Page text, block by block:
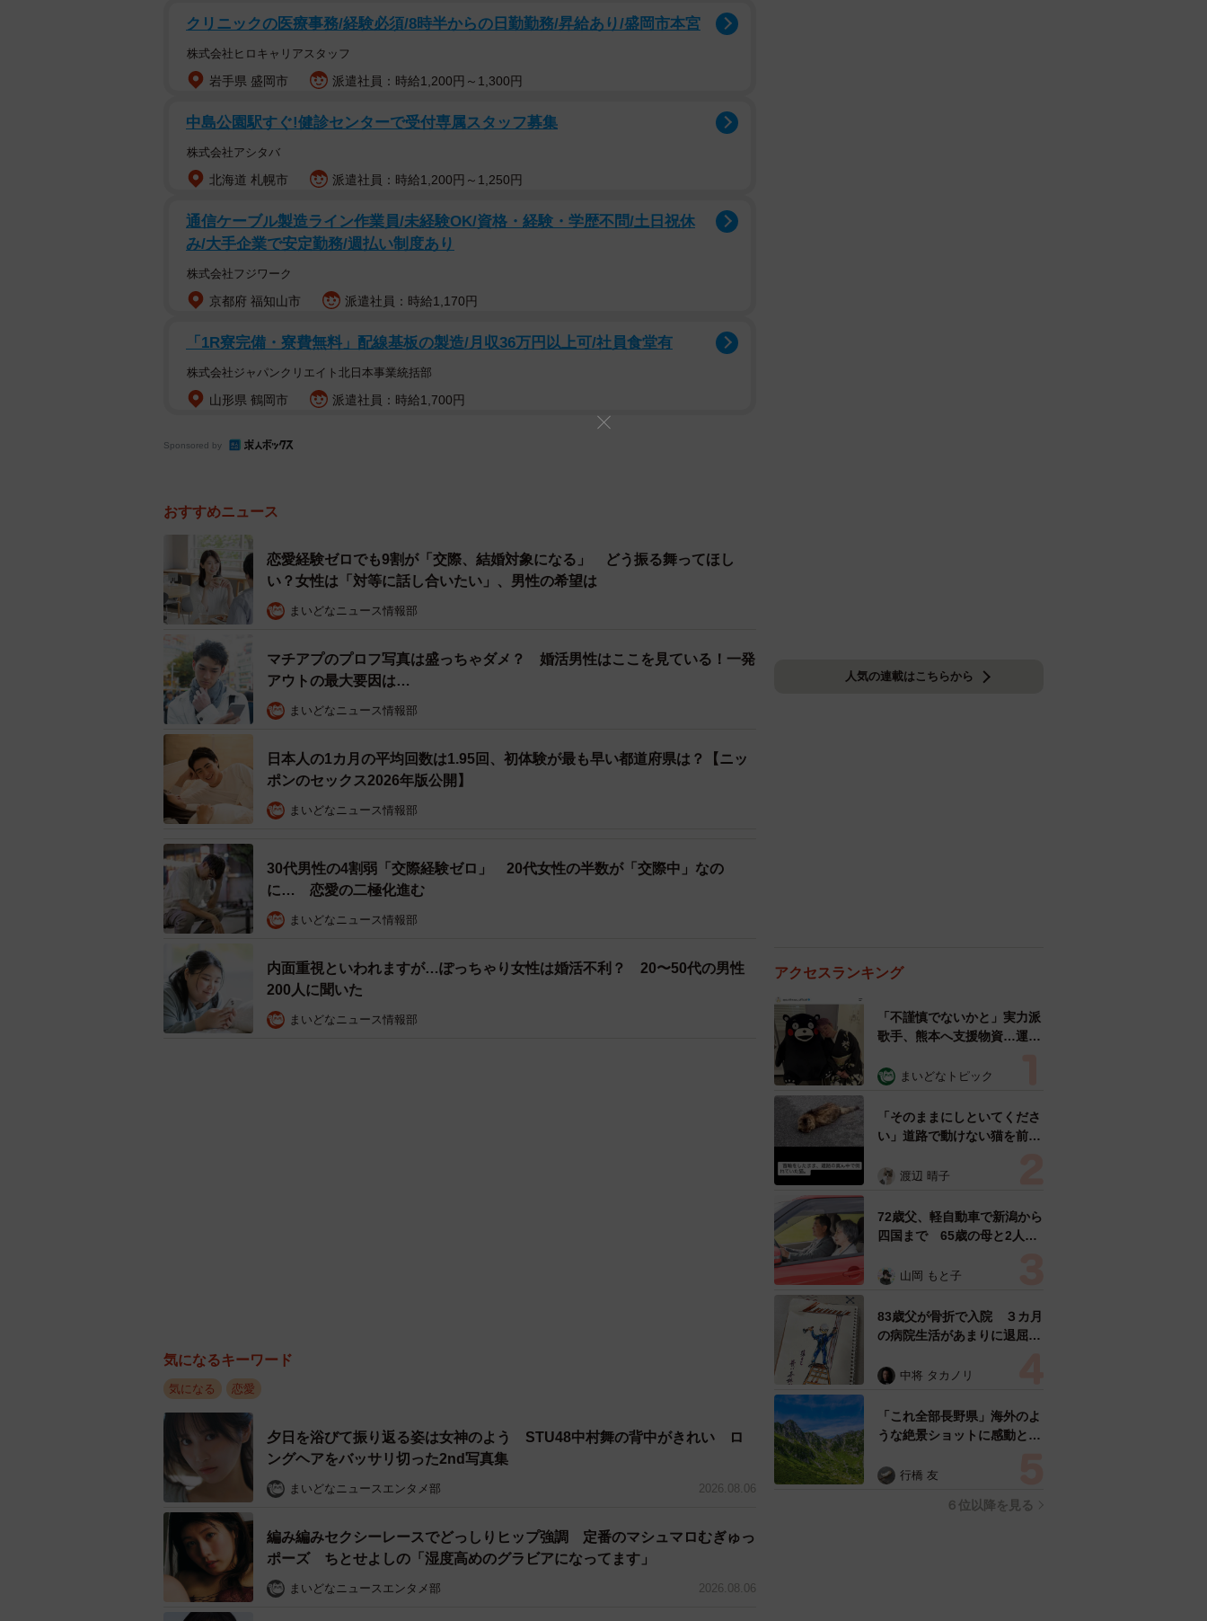
クリニックの医療事務/経験必須/8時半からの日勤勤務/昇給あり/盛岡市本宮
株式会社ヒロキャリアスタッフ
岩手県 盛岡市 派遣社員：時給1,200円～1,300円
中島公園駅すぐ!健診センターで受付専属スタッフ募集
株式会社アシタバ
北海道 札幌市 派遣社員：時給1,200円～1,250円
通信ケーブル製造ライン作業員/未経験OK/資格・経験・学歴不問/土日祝休
み/大手企業で安定勤務/週払い制度あり
株式会社フジワーク
京都府 福知山市 派遣社員：時給1,170円
「1R寮完備・寮費無料」配線基板の製造/月収36万円以上可/社員食堂有
株式会社ジャパンクリエイト北日本事業統括部
山形県 鶴岡市 派遣社員：時給1,700円
Sponsored by
おすすめニュース
恋愛経験ゼロでも9割が「交際、結婚対象になる」 どう振る舞ってほし
い？女性は「対等に話し合いたい」、男性の希望は
まいどなニュース情報部
マチアプのプロフ写真は盛っちゃダメ？ 婚活男性はここを見ている！一発
アウトの最大要因は…
まいどなニュース情報部
日本人の1カ月の平均回数は1.95回、初体験が最も早い都道府県は？【ニッ
ポンのセックス2026年版公開】
まいどなニュース情報部
30代男性の4割弱「交際経験ゼロ」 20代女性の半数が「交際中」なの
に… 恋愛の二極化進む
まいどなニュース情報部
内面重視といわれますが…ぽっちゃり女性は婚活不利？ 20〜50代の男性
200人に聞いた
まいどなニュース情報部
気になるキーワード
気になる 恋愛
夕日を浴びて振り返る姿は女神のよう STU48中村舞の背中がきれい ロ
ングヘアをバッサリ切った2nd写真集
まいどなニュースエンタメ部 2026.08.06
編み編みセクシーレースでどっしりヒップ強調 定番のマシュマロむぎゅっ
ポーズ ちとせよしの「湿度高めのグラビアになってます」
まいどなニュースエンタメ部 2026.08.06
人気の連載はこちらから
アクセスランキング
「不謹慎でないかと」実力派
歌手、熊本へ支援物資…運搬
めらい 「痛いほど伝わる」
まいどなトピック
「そのままにしといてくださ
い」道路で動けない猫を前に
ようとした4日間 「命の重
表の訴え
渡辺 晴子
72歳父、軽自動車で新潟から
四国まで 65歳の母と2人で
憩まで分刻み… 「大学生で
山岡 もと子
83歳父が骨折で入院 ３カ月
の病院生活があまりに退屈で
い！」→スケッチブックを見
すよ…」
中将 タカノリ
「これ全部長野県」海外のよ
うな絶景ショットに感動と反
ったんだって気づいた」
行橋 友
６位以降を見る